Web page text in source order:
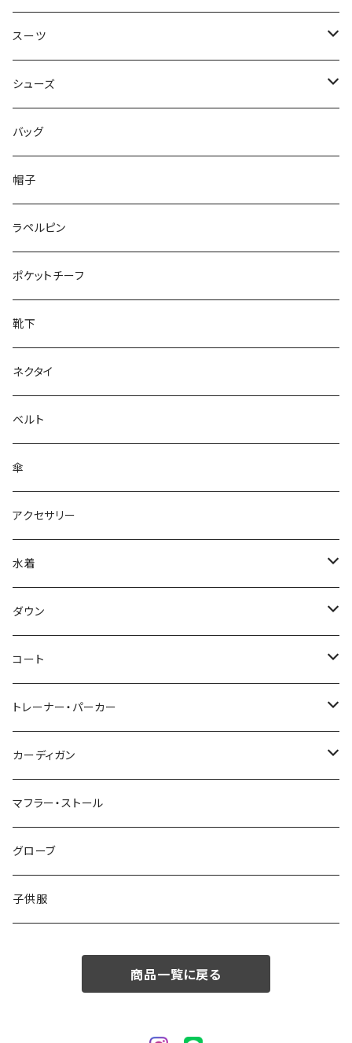
50/XL～
48/L
50/XL～
46/M
48/L
50/XL～
～44/S
46/M
48/L
50/XL～
スーツ
～44/S
46/M
48/L
50/XL～
シューズ
～25.5cm
26cm～
27cm～
28cm～
バッグ
帽子
ラペルピン
ポケットチーフ
靴下
ネクタイ
ベルト
傘
アクセサリー
水着
～44/S
46/M
48/L
50/XL～
ダウン
～44/S
46/M
48/L
50/XL～
コート
～44/S
46/M
48/L
50/XL～
トレーナー・パーカー
～44/S
46/M
48/L
50/XL～
カーディガン
～44/S
46/M
48/L
マフラー・ストール
グローブ
子供服
商品一覧に戻る